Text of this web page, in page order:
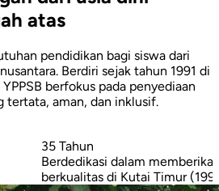
atas
pendidikan bagi siswa dari
Berdiri sejak tahun 1991 di
berfokus pada penyediaan
tertata, aman, dan inklusif.
layanan pendidikan
(1991–2026)